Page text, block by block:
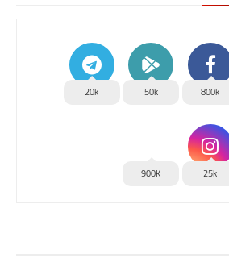
800k
50k
20k
25k
900K